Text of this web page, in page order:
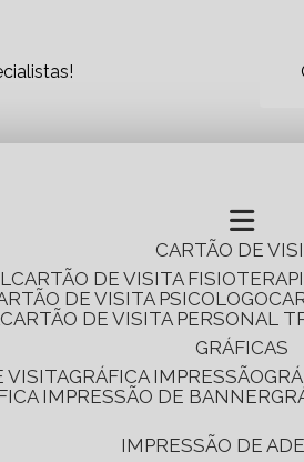
CARTÃO DE
CARTÃO DE VISITA
DE VISITA PSICOLOGO
CARTÃO DE VISITA PERSONAL
GRÁFICAS
VISITA GRÁFICA IMPRESSÃO
IMPRESSÃO DE BANNER
IMPRESSÃO DE